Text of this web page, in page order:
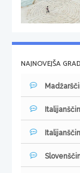
NAJNOVEJŠA